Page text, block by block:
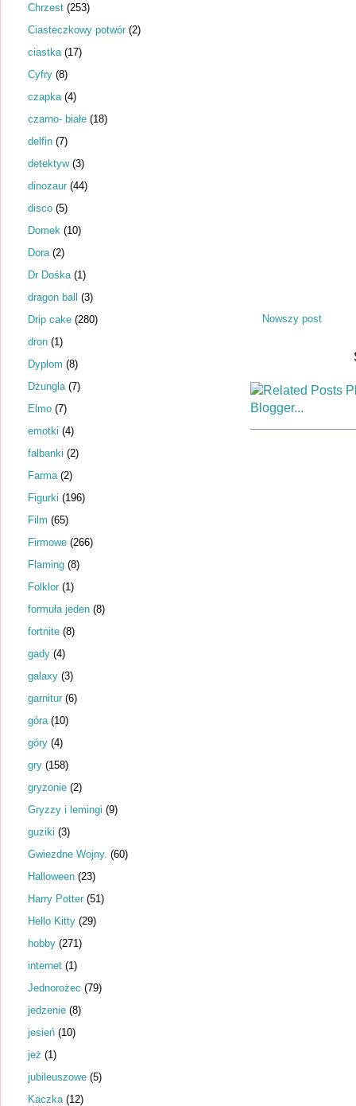
Nowszy post
Chrzest (253)
Ciasteczkowy potwór (2)
ciastka (17)
Cyfry (8)
czapka (4)
czarno- białe (18)
delfin (7)
detektyw (3)
dinozaur (44)
disco (5)
Domek (10)
Dora (2)
Dr Dośka (1)
dragon ball (3)
Drip cake (280)
dron (1)
Dyplom (8)
Dżungla (7)
Elmo (7)
emotki (4)
falbanki (2)
Farma (2)
Figurki (196)
Film (65)
Firmowe (266)
Flaming (8)
Folklor (1)
formuła jeden (8)
fortnite (8)
gady (4)
galaxy (3)
garnitur (6)
góra (10)
góry (4)
gry (158)
gryzonie (2)
Gryzzy i lemingi (9)
guziki (3)
Gwiezdne Wojny. (60)
Halloween (23)
Harry Potter (51)
Hello Kitty (29)
hobby (271)
internet (1)
Jednorożec (79)
jedzenie (8)
jesień (10)
jeż (1)
jubileuszowe (5)
Kaczka (12)